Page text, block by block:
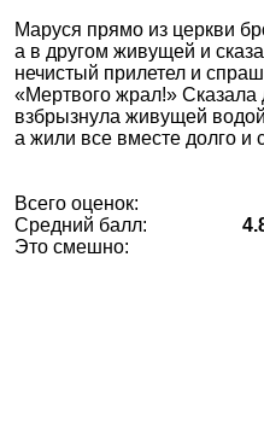
Маруся прямо из церкви
а в другом живущей и
нечистый прилетел и
«Мертвого жрал!» Сказала
взбрызнула живущей
а жили все вместе долго и
Всего оценок:
Средний балл:
Это смешно: